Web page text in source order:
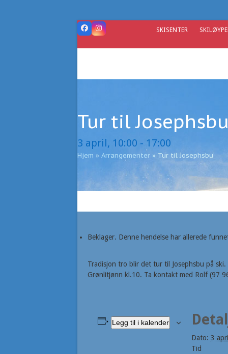
FacebookInstagram SKISENTER
Tur til Josephsbu
3 april, 10:00 - 17:00
Hjem » Arrangementer » Tur til Josephsbu
Beklager. Denne hendelse har allerede
Tradisjon tro blir det tur til Josephsbu på
Grønlitjønn kl.10. Ta kontakt med Rolf (97
Legg til i kalender
Dato: 3 april
Tid